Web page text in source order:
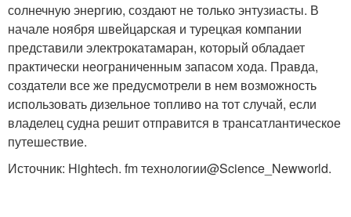
солнечную энергию, создают не только энтузиасты. В
начале ноября швейцарская и турецкая компании
представили электрокатамаран, который обладает
практически неограниченным запасом хода. Правда,
создатели все же предусмотрели в нем возможность
использовать дизельное топливо на тот случай, если
владелец судна решит отправится в трансатлантическое
путешествие.
Источник: Hightech. fm технологии@Science_Newworld.